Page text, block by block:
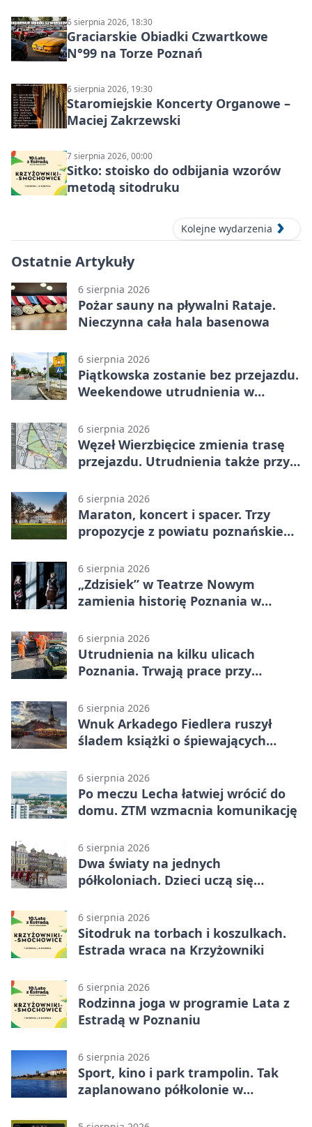
6 sierpnia 2026, 18:30
Graciarskie Obiadki Czwartkowe
N°99 na Torze Poznań
6 sierpnia 2026, 19:30
Staromiejskie Koncerty Organowe –
Maciej Zakrzewski
7 sierpnia 2026, 00:00
Sitko: stoisko do odbijania wzorów
metodą sitodruku
Kolejne wydarzenia
Ostatnie Artykuły
6 sierpnia 2026
Pożar sauny na pływalni Rataje.
Nieczynna cała hala basenowa
6 sierpnia 2026
Piątkowska zostanie bez przejazdu.
Weekendowe utrudnienia w
6 sierpnia 2026
Węzeł Wierzbięcice zmienia trasę
przejazdu. Utrudnienia także przy
6 sierpnia 2026
Maraton, koncert i spacer. Trzy
propozycje z powiatu poznańskiego
6 sierpnia 2026
„Zdzisiek” w Teatrze Nowym
zamienia historię Poznania w
6 sierpnia 2026
Utrudnienia na kilku ulicach
Poznania. Trwają prace przy
6 sierpnia 2026
Wnuk Arkadego Fiedlera ruszył
śladem książki o śpiewających
6 sierpnia 2026
Po meczu Lecha łatwiej wrócić do
domu. ZTM wzmacnia komunikację
6 sierpnia 2026
Dwa światy na jednych
półkoloniach. Dzieci uczą się
6 sierpnia 2026
Sitodruk na torbach i koszulkach.
Estrada wraca na Krzyżowniki
6 sierpnia 2026
Rodzinna joga w programie Lata z
Estradą w Poznaniu
6 sierpnia 2026
Sport, kino i park trampolin. Tak
zaplanowano półkolonie w